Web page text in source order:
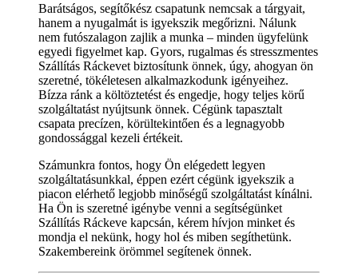
Barátságos, segítőkész csapatunk nemcsak a tárgyait,
hanem a nyugalmát is igyekszik megőrizni. Nálunk
nem futószalagon zajlik a munka – minden ügyfelünk
egyedi figyelmet kap. Gyors, rugalmas és stresszmentes
Szállítás Ráckevet biztosítunk önnek, úgy, ahogyan ön
szeretné, tökéletesen alkalmazkodunk igényeihez.
Bízza ránk a költöztetést és engedje, hogy teljes körű
szolgáltatást nyújtsunk önnek. Cégünk tapasztalt
csapata precízen, körültekintően és a legnagyobb
gondossággal kezeli értékeit.
Számunkra fontos, hogy Ön elégedett legyen
szolgáltatásunkkal, éppen ezért cégünk igyekszik a
piacon elérhető legjobb minőségű szolgáltatást kínálni.
Ha Ön is szeretné igénybe venni a segítségünket
Szállítás Ráckeve kapcsán, kérem hívjon minket és
mondja el nekünk, hogy hol és miben segíthetünk.
Szakembereink örömmel segítenek önnek.